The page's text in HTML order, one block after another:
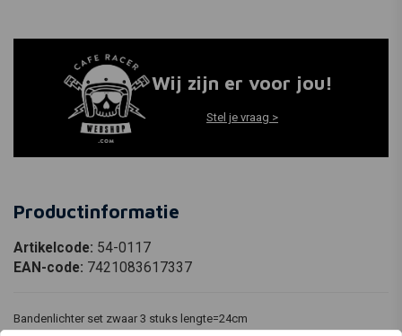
Wij zijn er voor jou!
Stel je vraag >
Productinformatie
Artikelcode: 54-0117
EAN-code: 7421083617337
Bandenlichter set zwaar 3 stuks lengte=24cm